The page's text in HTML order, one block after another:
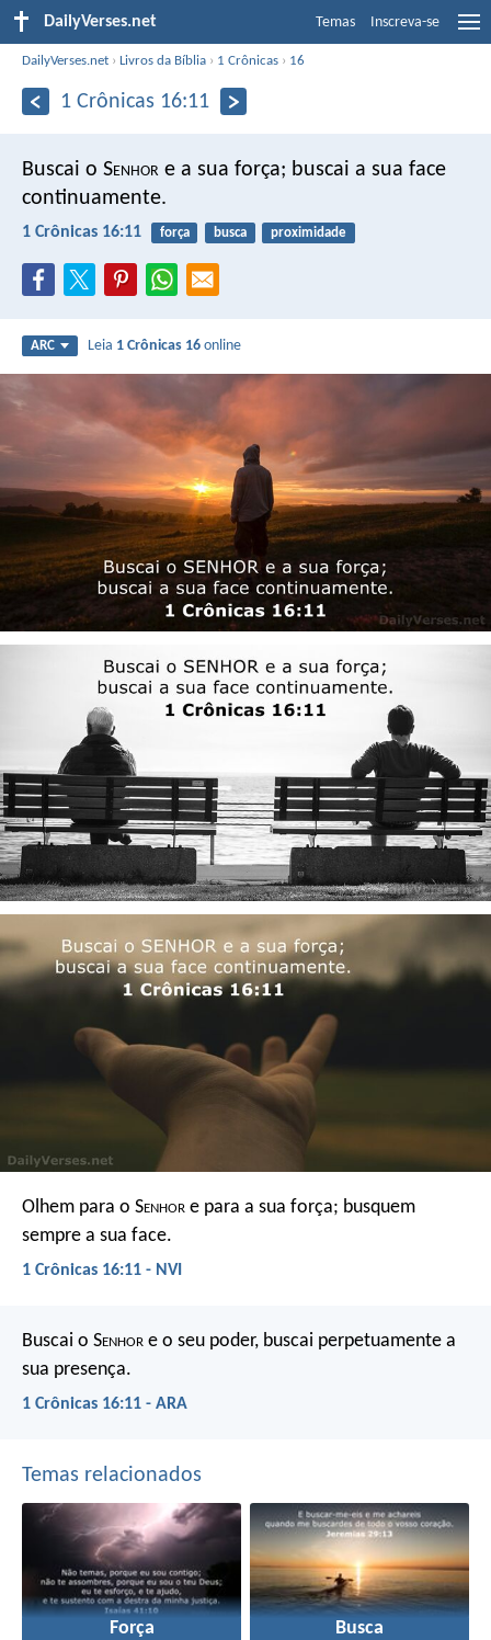
DailyVerses.net Temas Inscreva-se
DailyVerses.net ›Livros da Bíblia › 1 Crônicas › 16
1 Crônicas 16:11
Buscai o Senhor e a sua força; buscai a sua face
continuamente.
1 Crônicas 16:11 força busca proximidade
ARC Leia 1 Crônicas 16 online
Olhem para o Senhor e para a sua força; busquem
sempre a sua face.
1 Crônicas 16:11 - NVI
Buscai o Senhor e o seu poder, buscai perpetuamente a
sua presença.
1 Crônicas 16:11 - ARA
Temas relacionados
Força Busca